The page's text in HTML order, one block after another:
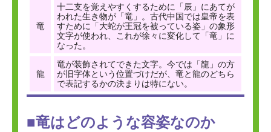
竜
十二支を覚えやすくするために「辰」にあてが
われた生き物が「竜」。古代中国では皇帝を表
すために「大蛇が王冠を被っている姿」の象形
文字が使われ、これが徐々に変化して「竜」に
なった。
龍
竜が装飾されてできた文字。今では「龍」の方
が旧字体という位置づけだが、竜と龍のどちら
で表記するかの決まりは特にない。
■竜はどのような容姿なのか